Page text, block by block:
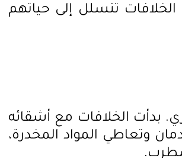
الخلافات تتسلل إلى حياتهم
بدأت الخلافات مع أشقائه
وتعاطي المواد المخدرة،